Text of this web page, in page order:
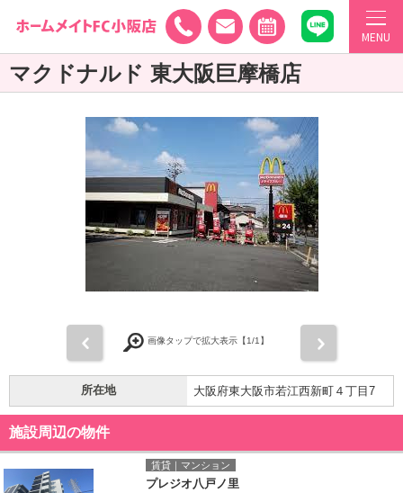
MENU
マクドナルド 東大阪巨摩橋店
画像タップで拡大表示【1/1】
所在地 大阪府東大阪市若江西新町４丁目7
施設周辺の物件
賃貸｜マンション
プレジオ八戸ノ里